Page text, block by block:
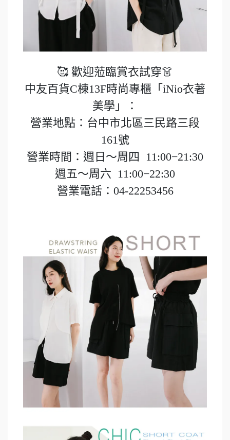
🥰 歡迎蒞臨賞衣試穿👗
中友百貨C棟13F時尚專櫃「iNio衣著
美學」：
營業地點：台中市北區三民路三段
161號
營業時間：週日～周四 11:00−21:30
週五～周六 11:00−22:30
營業電話：04-22253456